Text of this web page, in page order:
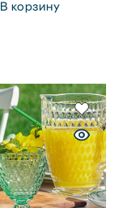
В корзину